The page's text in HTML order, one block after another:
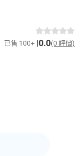
已售 100+ 0.0(0 評價)